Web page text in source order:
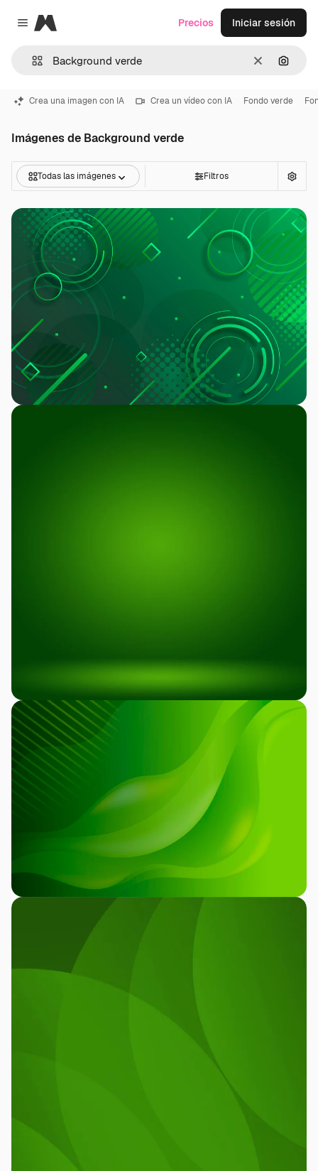
Close menu
Magnific
Borrar
Precios Iniciar sesión
Crea una imagen con IA Crea un vídeo con IA Fondo verde
Imágenes de Background verde
Todas las imágenes Filtros